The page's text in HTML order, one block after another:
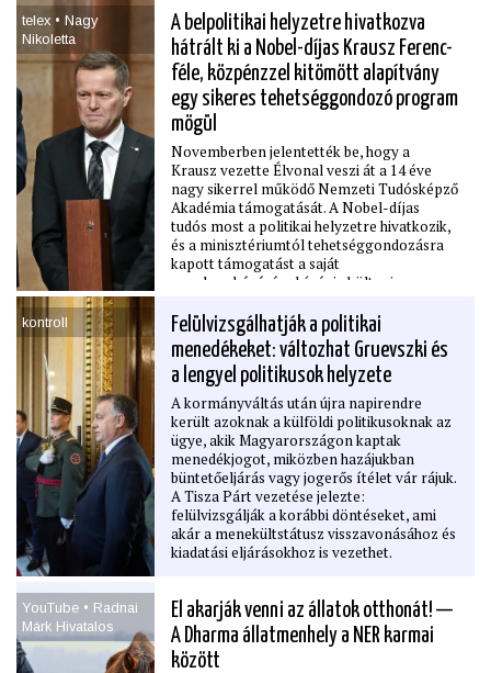
telex • Nagy
Nikoletta
A belpolitikai helyzetre hivatkozva
hátrált ki a Nobel-díjas Krausz Ferenc-
féle, közpénzzel kitömött alapítvány
egy sikeres tehetséggondozó program
mögül
Novemberben jelentették be, hogy a
Krausz vezette Élvonal veszi át a 14 éve
nagy sikerrel működő Nemzeti Tudósképző
Akadémia támogatását. A Nobel-díjas
tudós most a politikai helyzetre hivatkozik,
és a minisztériumtól tehetséggondozásra
kapott támogatást a saját
nagyberuházására kívánja költeni.
kihátrált volna a Nemzeti Tudósképző
Akadémia ﬁnanszírozásából(Qubit —
Bodnár Zsolt)
kontroll
Felülvizsgálhatják a politikai
menedékeket: változhat Gruevszki és
a lengyel politikusok helyzete
A kormányváltás után újra napirendre
került azoknak a külföldi politikusoknak az
ügye, akik Magyarországon kaptak
menedékjogot, miközben hazájukban
büntetőeljárás vagy jogerős ítélet vár rájuk.
A Tisza Párt vezetése jelezte:
felülvizsgálják a korábbi döntéseket, ami
akár a menekültstátusz visszavonásához és
kiadatási eljárásokhoz is vezethet.
YouTube • Radnai
Márk Hivatalos
El akarják venni az állatok otthonát! —
A Dharma állatmenhely a NER karmai
között